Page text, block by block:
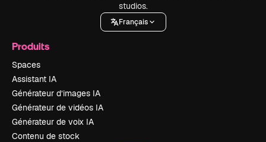
studios.
Français
Produits
Spaces
Assistant IA
Générateur d’images IA
Générateur de vidéos IA
Générateur de voix IA
Contenu de stock